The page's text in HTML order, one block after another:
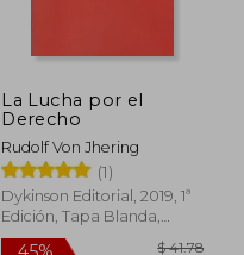
45%
La Lucha por el
Derecho
Rudolf Von Jhering
(1)
Dykinson Editorial, 2019, 1ª
Edición, Tapa Blanda,
Nuevo